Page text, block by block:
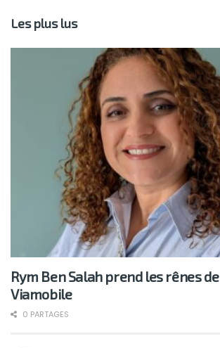
Les plus lus
Rym Ben Salah prend les rênes de
Viamobile
0 PARTAGES